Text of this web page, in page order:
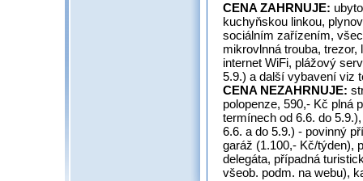
CENA ZAHRNUJE:
kuchyňskou linkou,
sociálním zařízením,
mikrovlnná trouba,
internet WiFi, plážový
5.9.) a další vybavení viz
CENA NEZAHRNUJE:
polopenze, 590,- Kč plná
termínech od 6.6. do
6.6. a do 5.9.) - povinný
garáž (1.100,- Kč/týden),
delegáta, případná
všeob. podm. na webu),